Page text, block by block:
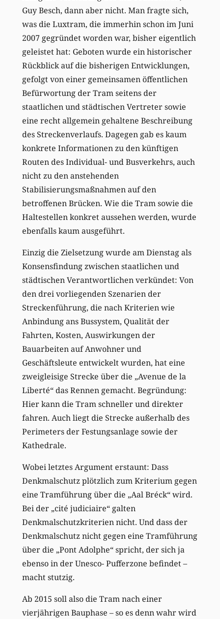
Guy Besch, dann aber nicht. Man fragte sich,
was die Luxtram, die immerhin schon im Juni
2007 gegründet worden war, bisher eigentlich
geleistet hat: Geboten wurde ein historischer
Rückblick auf die bisherigen Entwicklungen,
gefolgt von einer gemeinsamen öffentlichen
Befürwortung der Tram seitens der
staatlichen und städtischen Vertreter sowie
eine recht allgemein gehaltene Beschreibung
des Streckenverlaufs. Dagegen gab es kaum
konkrete Informationen zu den künftigen
Routen des Individual- und Busverkehrs, auch
nicht zu den anstehenden
Stabilisierungsmaßnahmen auf den
betroffenen Brücken. Wie die Tram sowie die
Haltestellen konkret aussehen werden, wurde
ebenfalls kaum ausgeführt.
Einzig die Zielsetzung wurde am Dienstag als
Konsensfindung zwischen staatlichen und
städtischen Verantwortlichen verkündet: Von
den drei vorliegenden Szenarien der
Streckenführung, die nach Kriterien wie
Anbindung ans Bussystem, Qualität der
Fahrten, Kosten, Auswirkungen der
Bauarbeiten auf Anwohner und
Geschäftsleute entwickelt wurden, hat eine
zweigleisige Strecke über die „Avenue de la
Liberté“ das Rennen gemacht. Begründung:
Hier kann die Tram schneller und direkter
fahren. Auch liegt die Strecke außerhalb des
Perimeters der Festungsanlage sowie der
Kathedrale.
Wobei letztes Argument erstaunt: Dass
Denkmalschutz plötzlich zum Kriterium gegen
eine Tramführung über die „Aal Bréck“ wird.
Bei der „cité judiciaire“ galten
Denkmalschutzkriterien nicht. Und dass der
Denkmalschutz nicht gegen eine Tramführung
über die „Pont Adolphe“ spricht, der sich ja
ebenso in der Unesco- Pufferzone befindet –
macht stutzig.
Ab 2015 soll also die Tram nach einer
vierjährigen Bauphase – so es denn wahr wird